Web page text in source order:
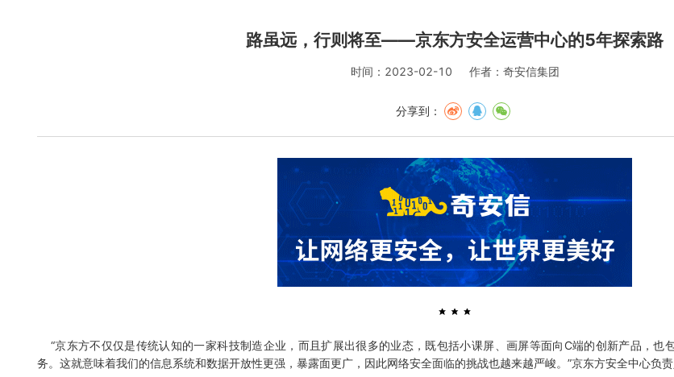
路虽远，行则将至——京东方安全运营中心的5年探索路
时间：2023-02-10 作者：奇安信集团
分享到：
“京东方不仅仅是传统认知的一家科技制造企业，而且扩展出很多的业态，既包括小课屏、画屏等面向C端的创新产品，也
务。这就意味着我们的信息系统和数据开放性更强，暴露面更广，因此网络安全面临的挑战也越来越严峻。”京东方安全中心负责